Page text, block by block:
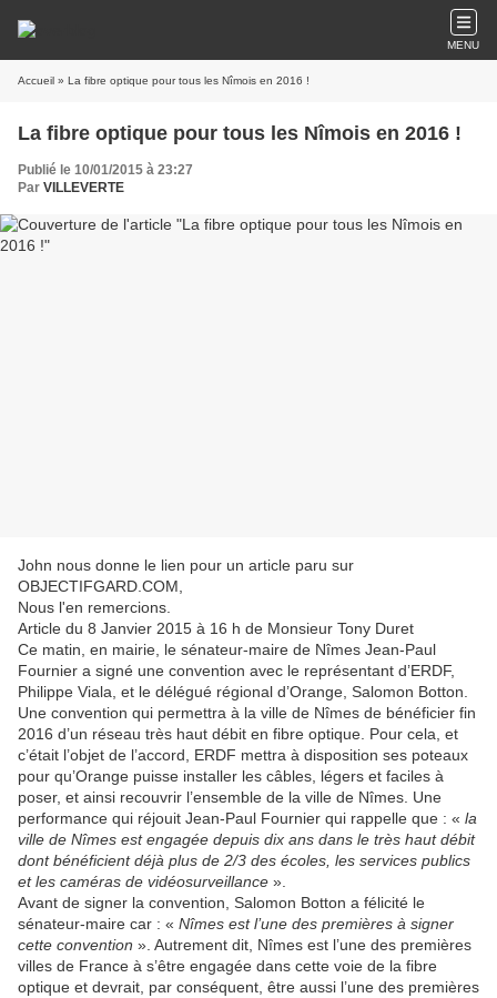
MENU
Accueil » La fibre optique pour tous les Nîmois en 2016 !
La fibre optique pour tous les Nîmois en 2016 !
Publié le 10/01/2015 à 23:27
Par VILLEVERTE
John nous donne le lien pour un article paru sur
OBJECTIFGARD.COM,
Nous l'en remercions.
Article du 8 Janvier 2015 à 16 h de Monsieur Tony Duret
Ce matin, en mairie, le sénateur-maire de Nîmes Jean-Paul
Fournier a signé une convention avec le représentant d’ERDF,
Philippe Viala, et le délégué régional d’Orange, Salomon Botton.
Une convention qui permettra à la ville de Nîmes de bénéficier fin
2016 d’un réseau très haut débit en fibre optique. Pour cela, et
c’était l’objet de l’accord, ERDF mettra à disposition ses poteaux
pour qu’Orange puisse installer les câbles, légers et faciles à
poser, et ainsi recouvrir l’ensemble de la ville de Nîmes. Une
performance qui réjouit Jean-Paul Fournier qui rappelle que : « la
ville de Nîmes est engagée depuis dix ans dans le très haut débit
dont bénéficient déjà plus de 2/3 des écoles, les services publics
et les caméras de vidéosurveillance ».
Avant de signer la convention, Salomon Botton a félicité le
sénateur-maire car : « Nîmes est l’une des premières à signer
cette convention ». Autrement dit, Nîmes est l’une des premières
villes de France à s’être engagée dans cette voie de la fibre
optique et devrait, par conséquent, être aussi l’une des premières